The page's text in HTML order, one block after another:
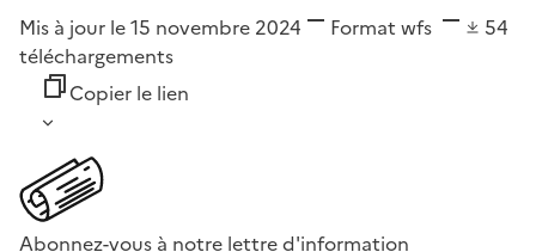
Mis à jour le 15 novembre 2024 Format wfs
54
téléchargements
Copier le lien
Abonnez-vous à notre lettre d'information